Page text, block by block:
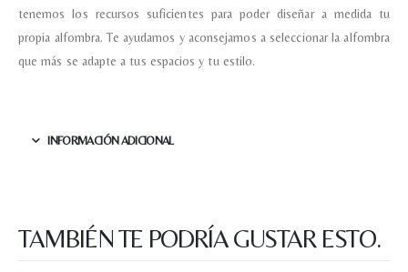
tenemos los recursos suficientes para poder diseñar a medida tu
propia alfombra. Te ayudamos y aconsejamos a seleccionar la alfombra
que más se adapte a tus espacios y tu estilo.
INFORMACIÓN ADICIONAL
TAMBIÉN TE PODRÍA GUSTAR ESTO.
Nombre y apellido*